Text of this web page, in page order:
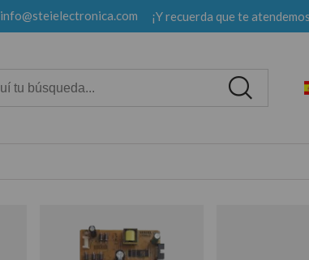
info@steielectronica.com ¡Y recuerda que te